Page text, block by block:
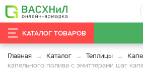
КАТАЛОГ ТОВАРОВ
Главная Каталог Теплицы
капельного полива с эмиттерами шаг